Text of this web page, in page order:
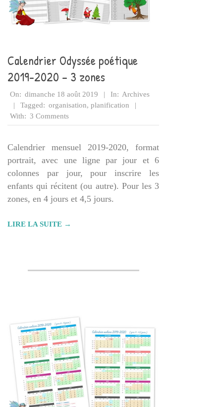
Calendrier Odyssée poétique
2019-2020 – 3 zones
2019-
08-
18
On: dimanche 18 août 2019 In: Archives
Tagged: organisation, planification
With: 3 Comments
Calendrier mensuel 2019-2020, format
portrait, avec une ligne par jour et 6
colonnes par jour, pour inscrire les
enfants qui récitent (ou autre). Pour les 3
zones, en 4 jours et 4,5 jours.
LIRE LA SUITE →